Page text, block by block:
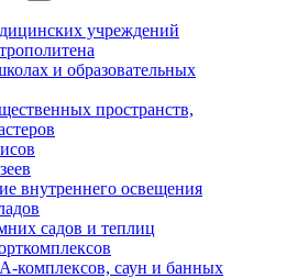
учреждений
и образовательных
пространств,
внутреннего освещения
садов и теплиц
комплексов, саун и банных